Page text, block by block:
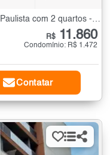
Apartamento para Alugar na Brooklin Paulista com 2 quartos - 85 m²
R$ 11.860
Condomínio: R$ 1.472
Contatar